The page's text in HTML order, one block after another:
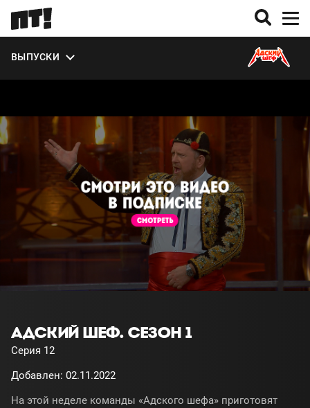
ВЫПУСКИ
О СЕЗОНЕ
АДСКИЙ ШЕФ. СЕЗОН 1
Серия 12
Добавлен: 02.11.2022
На этой неделе команды «Адского шефа» приготовят